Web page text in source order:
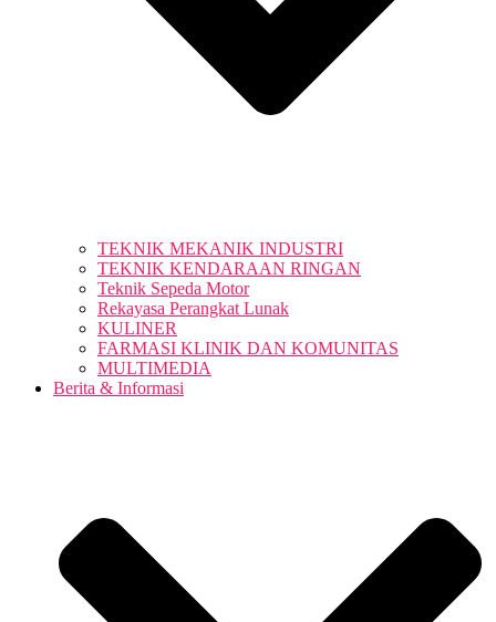
TEKNIK MEKANIK INDUSTRI
TEKNIK KENDARAAN RINGAN
Teknik Sepeda Motor
Rekayasa Perangkat Lunak
KULINER
FARMASI KLINIK DAN KOMUNITAS
MULTIMEDIA
Berita & Informasi